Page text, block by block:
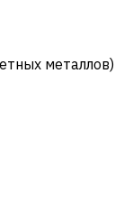
металлов)